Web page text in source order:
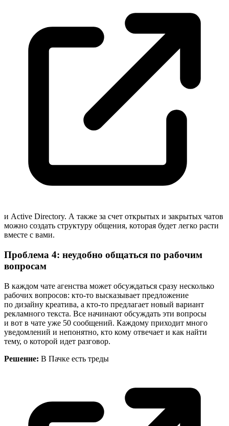
и Active Directory. А также за счет открытых и закрытых чатов
можно создать структуру общения, которая будет легко расти
вместе с вами.
Проблема 4: неудобно общаться по рабочим
вопросам
В каждом чате агенства может обсуждаться сразу несколько
рабочих вопросов: кто-то высказывает предложение
по дизайну креатива, а кто-то предлагает новый вариант
рекламного текста. Все начинают обсуждать эти вопросы
и вот в чате уже 50 сообщений. Каждому приходит много
уведомлений и непонятно, кто кому отвечает и как найти
тему, о которой идет разговор.
Решение: В Пачке есть треды